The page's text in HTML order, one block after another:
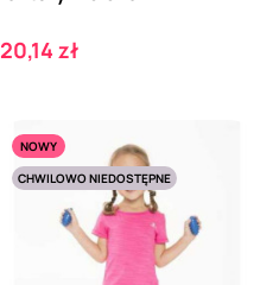
Cena
20,14 zł
NOWY
CHWILOWO NIEDOSTĘPNE